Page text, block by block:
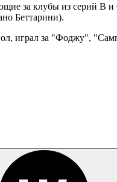
за клубы из серий B и
Беттарини).
играл за "Фоджу",